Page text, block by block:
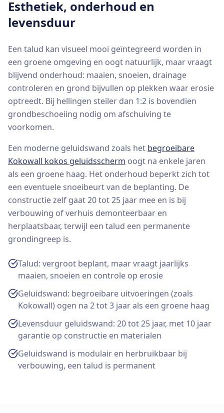
Esthetiek, onderhoud en
levensduur
Een talud kan visueel mooi geïntegreerd worden in
een groene omgeving en oogt natuurlijk, maar vraagt
blijvend onderhoud: maaien, snoeien, drainage
controleren en grond bijvullen op plekken waar erosie
optreedt. Bij hellingen steiler dan 1:2 is bovendien
grondbeschoeiing nodig om afschuiving te
voorkomen.
Een moderne geluidswand zoals het begroeibare
Kokowall kokos geluidsscherm oogt na enkele jaren
als een groene haag. Het onderhoud beperkt zich tot
een eventuele snoeibeurt van de beplanting. De
constructie zelf gaat 20 tot 25 jaar mee en is bij
verbouwing of verhuis demonteerbaar en
herplaatsbaar, terwijl een talud een permanente
grondingreep is.
Talud: vergroot beplant, maar vraagt jaarlijks
maaien, snoeien en controle op erosie
Geluidswand: begroeibare uitvoeringen (zoals
Kokowall) ogen na 2 tot 3 jaar als een groene haag
Levensduur geluidswand: 20 tot 25 jaar, met 10 jaar
garantie op constructie en materialen
Geluidswand is modulair en herbruikbaar bij
verbouwing, een talud is permanent